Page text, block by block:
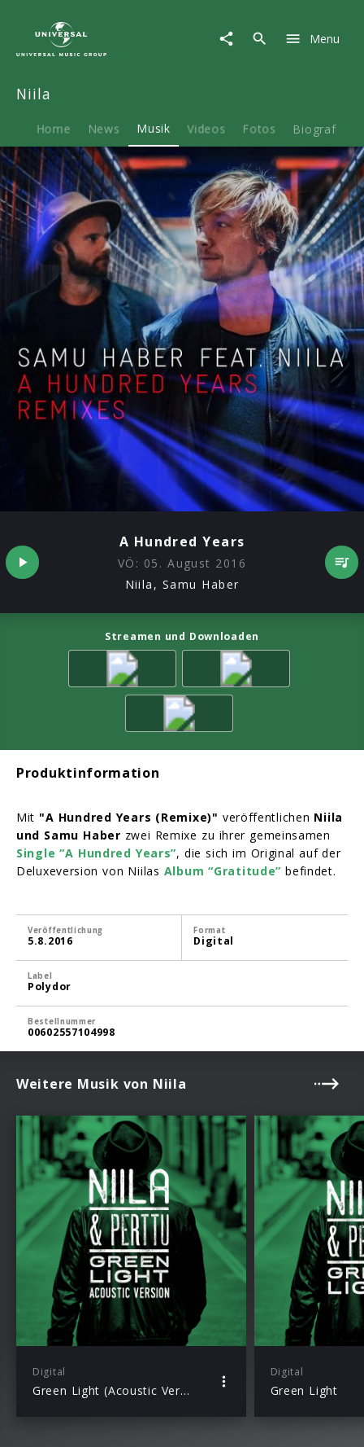
Hundred
Menu
Niila
Home News Musik Videos Fotos Biografie
A Hundred Years
VÖ: 05. August 2016
Niila, Samu Haber
Streamen und Downloaden
Produktinformation
Mit "A Hundred Years (Remixe)" veröffentlichen Niila
und Samu Haber zwei Remixe zu ihrer gemeinsamen
Single “A Hundred Years”, die sich im Original auf der
Deluxeversion von Niilas Album “Gratitude” befindet.
Veröffentlichung
5.8.2016
Format
Digital
Label
Polydor
Bestellnummer
00602557104998
Weitere Musik von Niila
Digital
Green Light (Acoustic Version)
Digital
Green Light